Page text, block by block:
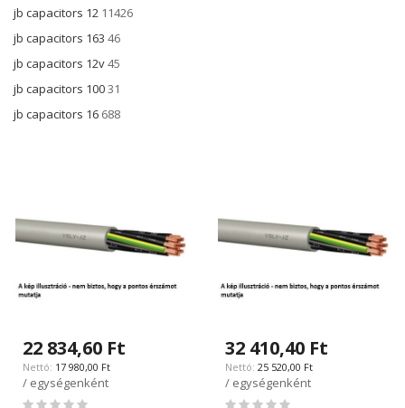
jb capacitors 12 11426
jb capacitors 163 46
jb capacitors 12v45
jb capacitors 10031
jb capacitors 16 688
22 834,60 Ft
17 980,00 Ft
/ egységenként
Rating:
32 410,40 Ft
25 520,00 Ft
/ egységenként
Rating: